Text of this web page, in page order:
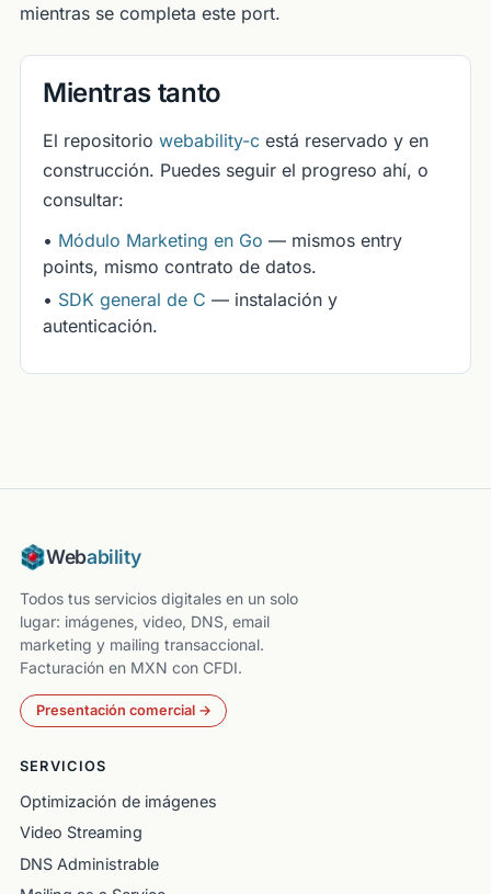
mientras se completa este port.
Mientras tanto
El repositorio webability-cestá reservado y en
construcción. Puedes seguir el progreso ahí, o
consultar:
• Módulo Marketing en Go — mismos entry
points, mismo contrato de datos.
• SDK general de C — instalación y
autenticación.
Webability
Todos tus servicios digitales en un solo
lugar: imágenes, video, DNS, email
marketing y mailing transaccional.
Facturación en MXN con CFDI.
Presentación comercial →
SERVICIOS
Optimización de imágenes
Video Streaming
DNS Administrable